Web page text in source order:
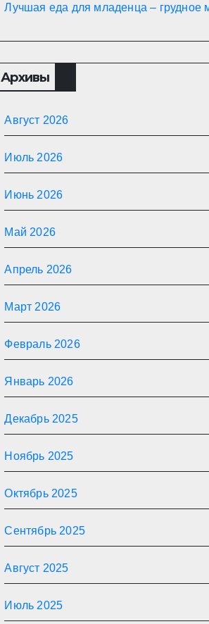
Лучшая еда для младенца – грудное
Архивы
Август 2026
Июль 2026
Июнь 2026
Май 2026
Апрель 2026
Март 2026
Февраль 2026
Январь 2026
Декабрь 2025
Ноябрь 2025
Октябрь 2025
Сентябрь 2025
Август 2025
Июль 2025